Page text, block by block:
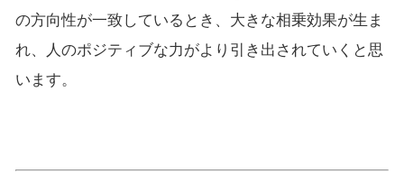
の方向性が一致しているとき、大きな相乗効果が生ま
れ、人のポジティブな力がより引き出されていくと思
います。